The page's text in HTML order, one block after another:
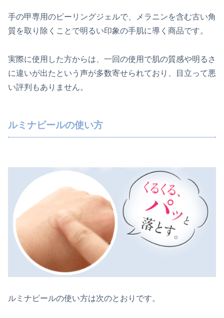
手の甲専用のピーリングジェルで、メラニンを含む古い角
質を取り除くことで明るい印象の手肌に導く商品です。
実際に使用した方からは、一回の使用で肌の質感や明るさ
に違いが出たという声が多数寄せられており、目立って悪
い評判もありません。
ルミナピールの使い方
ルミナピールの使い方は次のとおりです。